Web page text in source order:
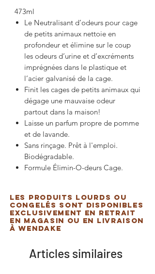
473ml
Le Neutralisant d’odeurs pour cage
de petits animaux nettoie en
profondeur et élimine sur le coup
les odeurs d’urine et d’excréments
imprégnées dans le plastique et
l’acier galvanisé de la cage.
Finit les cages de petits animaux qui
dégage une mauvaise odeur
partout dans la maison!
Laisse un parfum propre de pomme
et de lavande.
Sans rinçage. Prêt à l'emploi.
Biodégradable.
Formule Élimin-O-deurs Cage.
Les produits lourds ou
congelés sont disponibles
exclusivement en retrait
en magasin ou en livraison
à Wendake
Articles similaires